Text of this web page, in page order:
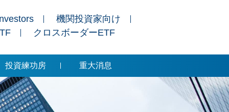
機関投資家向け
クロスボーダーETF
投資練功房 重大消息